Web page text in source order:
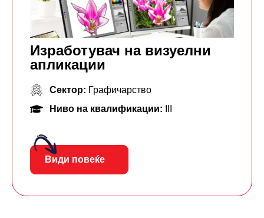
Изработувач на визуелни
апликации
Сектор: Графичарство
Ниво на квалификации:
Види повеќе